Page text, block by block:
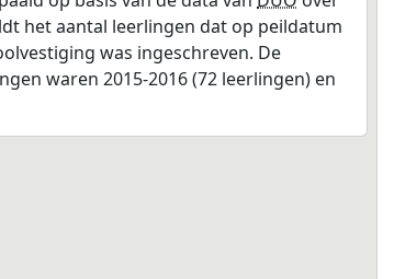
het aantal leerlingen dat op peildatum
was ingeschreven. De
waren 2015-2016 (72 leerlingen) en